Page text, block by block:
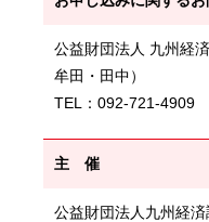
公益財団法人 九州経
牟田・田中）
TEL：092-721-4909
主 催
公益財団法人九州経